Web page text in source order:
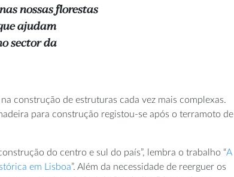
nossas florestas
ajudam
sector da
construção de estruturas cada vez mais complexas.
para construção registou-se após o terramoto de
do centro e sul do país”, lembra o trabalho “A
em Lisboa”. Além da necessidade de reerguer os